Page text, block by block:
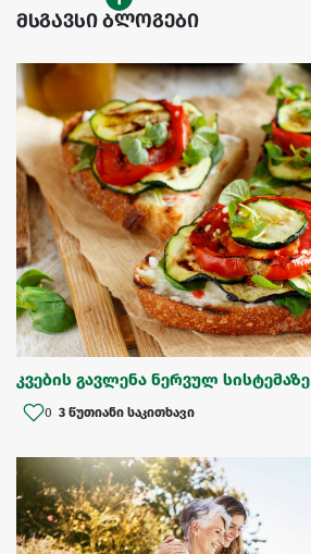
მსგავსი ბლოგები
კვების გავლენა ნერვულ სისტემაზე
0 3 წუთიანი საკითხავი